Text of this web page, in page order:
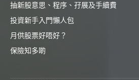
抽新股意思、程序、孖展及手續費
投資新手入門懶人包
月供股票好唔好？
保險知多啲